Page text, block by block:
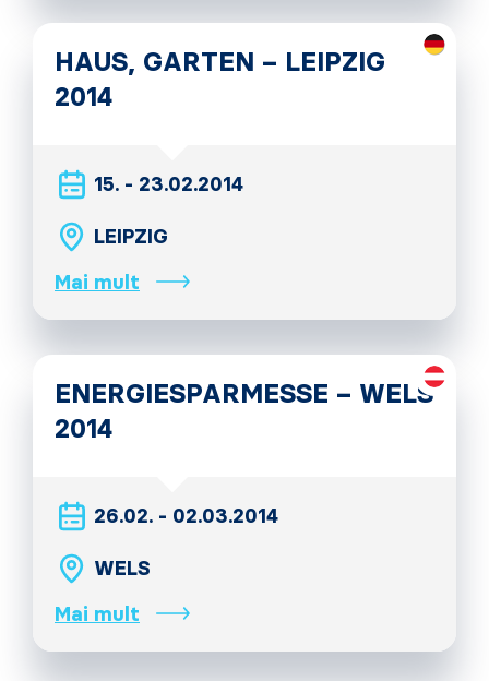
HAUS, GARTEN – LEIPZIG
2014
15. - 23.02.2014
LEIPZIG
Mai mult
ENERGIESPARMESSE – WELS
2014
26.02. - 02.03.2014
WELS
Mai mult